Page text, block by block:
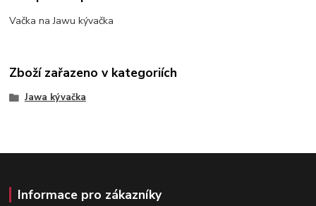
Vačka na Jawu kývačka
Zboží zařazeno v kategoriích
Jawa kývačka
Informace pro zákazníky